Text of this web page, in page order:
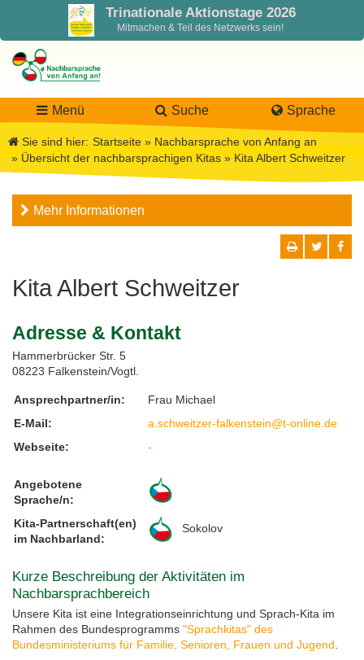
Trinationale Aktionstage 2026
Mitmachen & Teil des Netzwerks sein!
Menü Suche Sprache
Über LaNa
Kontakt
Aktuelles
Termine, Veranstaltungen
Feste, Feiertage, Schulferien
Wegweiser NiKiS
Serie Biedronka, Maus & Žába
Nachbarsprachkoffer
Interreg SN-CZ 2021-2026
Interreg PLSN 2014-2020
Modellprojekte 2019/2020
Aktionstage
Mitwirkung anmelden
Informationen für Mitwirkende
Öffentlichkeitsarbeit
Archiv
Sie sind hier: Startseite » Nachbarsprache von Anfang an
» Übersicht der nachbarsprachigen Kitas » Kita Albert Schweitzer
Mehr Informationen
Kita Albert Schweitzer
Adresse & Kontakt
Hammerbrücker Str. 5
08223 Falkenstein/Vogtl.
Ansprechpartner/in:
Frau Michael
E-Mail:
a.schweitzer-falkenstein@t-online.de
Webseite:
-
Angebotene
Sprache/n:
Kita-Partnerschaft(en)
im Nachbarland:
Sokolov
Kurze Beschreibung der Aktivitäten im
Nachbarsprachbereich
Unsere Kita ist eine Integrationseinrichtung und Sprach-Kita im
Rahmen des Bundesprogramms "Sprachkitas" des
Bundesministeriums für Familie, Senioren, Frauen und Jugend